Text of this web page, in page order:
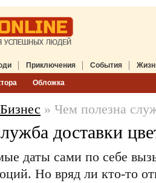
Обложка
Приключения События
Бизнес » Чем полезна
доставки
даты сами по себе
Но вряд ли кто-то